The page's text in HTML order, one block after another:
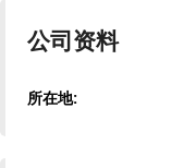
公司资料
所在地: